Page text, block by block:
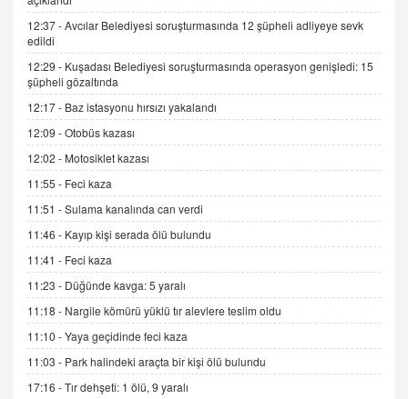
SEHER EREK
Kış Ayları Geldi, Hangi Önlemler Alınmalı?
9.12.2025 10:11
İNCİ GÜL AKÖL
Trump Keşke Adana'yı da Ziyaret Etse...
06.07.2026 13:00
ADEM AKÖL
Esed Destekçilerinin Yüzüne Vurulan Şamar:
Sednaya
11.12.2024 12:30
DR. EKREM ASLAN
Gerçek Ne, Algı Ne? "Beraber Yürüyoruz"
Cümlesinin Peşinden
19.07.2025 12:45
GÖNÜL MENEKŞE
12:37 -Avcılar Belediyesi soruşturmasında 12 şüpheli adliyeye sevk
edildi
12:29 - Kuşadası Belediyesi soruşturmasında operasyon genişledi: 15
şüpheli gözaltında
12:17 - Baz istasyonu hırsızı yakalandı
12:09 -Otobüs kazası
12:02 - Motosiklet kazası
11:55 - Feci kaza
11:51 -Sulama kanalında can verdi
11:46 - Kayıp kişi serada ölü bulundu
11:41 - Feci kaza
11:23 - Düğünde kavga: 5 yaralı
11:18 - Nargile kömürü yüklü tır alevlere teslim oldu
11:10 -Yaya geçidinde feci kaza
11:03 - Park halindeki araçta bir kişi ölü bulundu
17:16 -Tır dehşeti: 1 ölü, 9 yaralı